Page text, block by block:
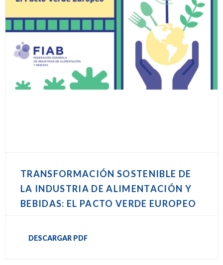
TRANSFORMACIÓN SOSTENIBLE DE
LA INDUSTRIA DE ALIMENTACIÓN Y
BEBIDAS: EL PACTO VERDE EUROPEO
DESCARGAR PDF